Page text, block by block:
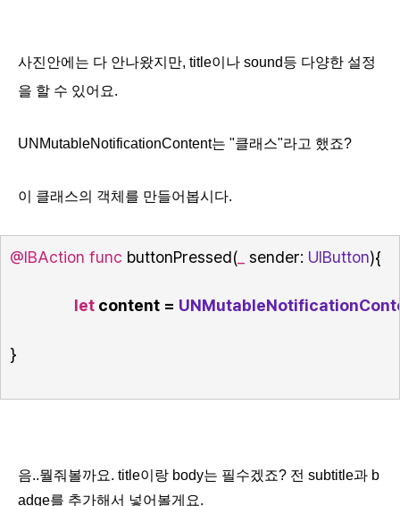
사진안에는 다 안나왔지만, title이나 sound등 다양한 설정
을 할 수 있어요.
UNMutableNotificationContent는 "클래스"라고 했죠?
이 클래스의 객체를 만들어봅시다.
@IBAction func buttonPressed( sender: UIButton){
let content =
}
음..뭘줘볼까요. title이랑 body는 필수겠죠? 전 subtitle과 b
adge를 추가해서 넣어볼게요.